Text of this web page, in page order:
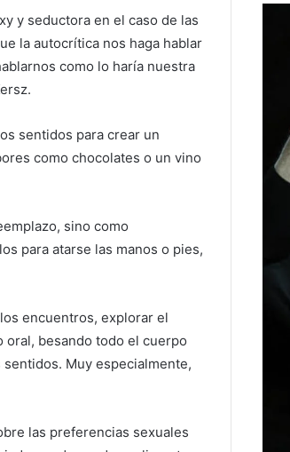
y seductora en el caso de las
la autocrítica nos haga hablar
como lo haría nuestra
sentidos para crear un
como chocolates o un vino
sino como
para atarse las manos o pies,
encuentros, explorar el
oral, besando todo el cuerpo
Muy especialmente,
las preferencias sexuales